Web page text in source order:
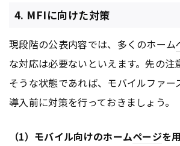
4. MFIに向けた対策
現段階の公表内容では、多くのホーム
な対応は必要ないといえます。先の注
そうな状態であれば、モバイルファー
導入前に対策を行っておきましょう。
（1）モバイル向けのホームページを